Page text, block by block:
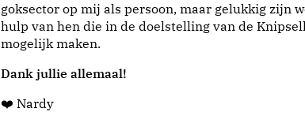
goksector op mij als persoon, maar gelukkig zijn
hulp van hen die in de doelstelling van de
mogelijk maken.
Dank jullie allemaal!
❤️ Nardy